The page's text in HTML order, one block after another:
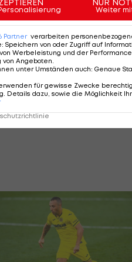
nach seiner
NUR
Weiter
Partner verarbeiten
: Speichern von oder Zugriff auf
Werbeleistung und der
von Angeboten.
unter Umständen auch: Genaue
für gewisse Zwecke
Details dazu, sowie die Möglichkeit